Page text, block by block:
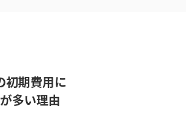
初期費用に
多い理由